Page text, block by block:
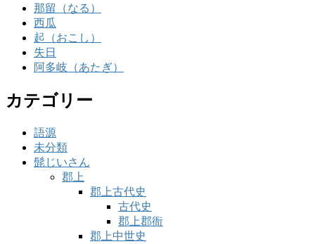
那留（なる）
西瓜
起（おこし）
失日
阿多岐（あたぎ）
カテゴリー
語源
未分類
髭じいさん
郡上
郡上古代史
古代史
郡上郡衙
郡上中世史